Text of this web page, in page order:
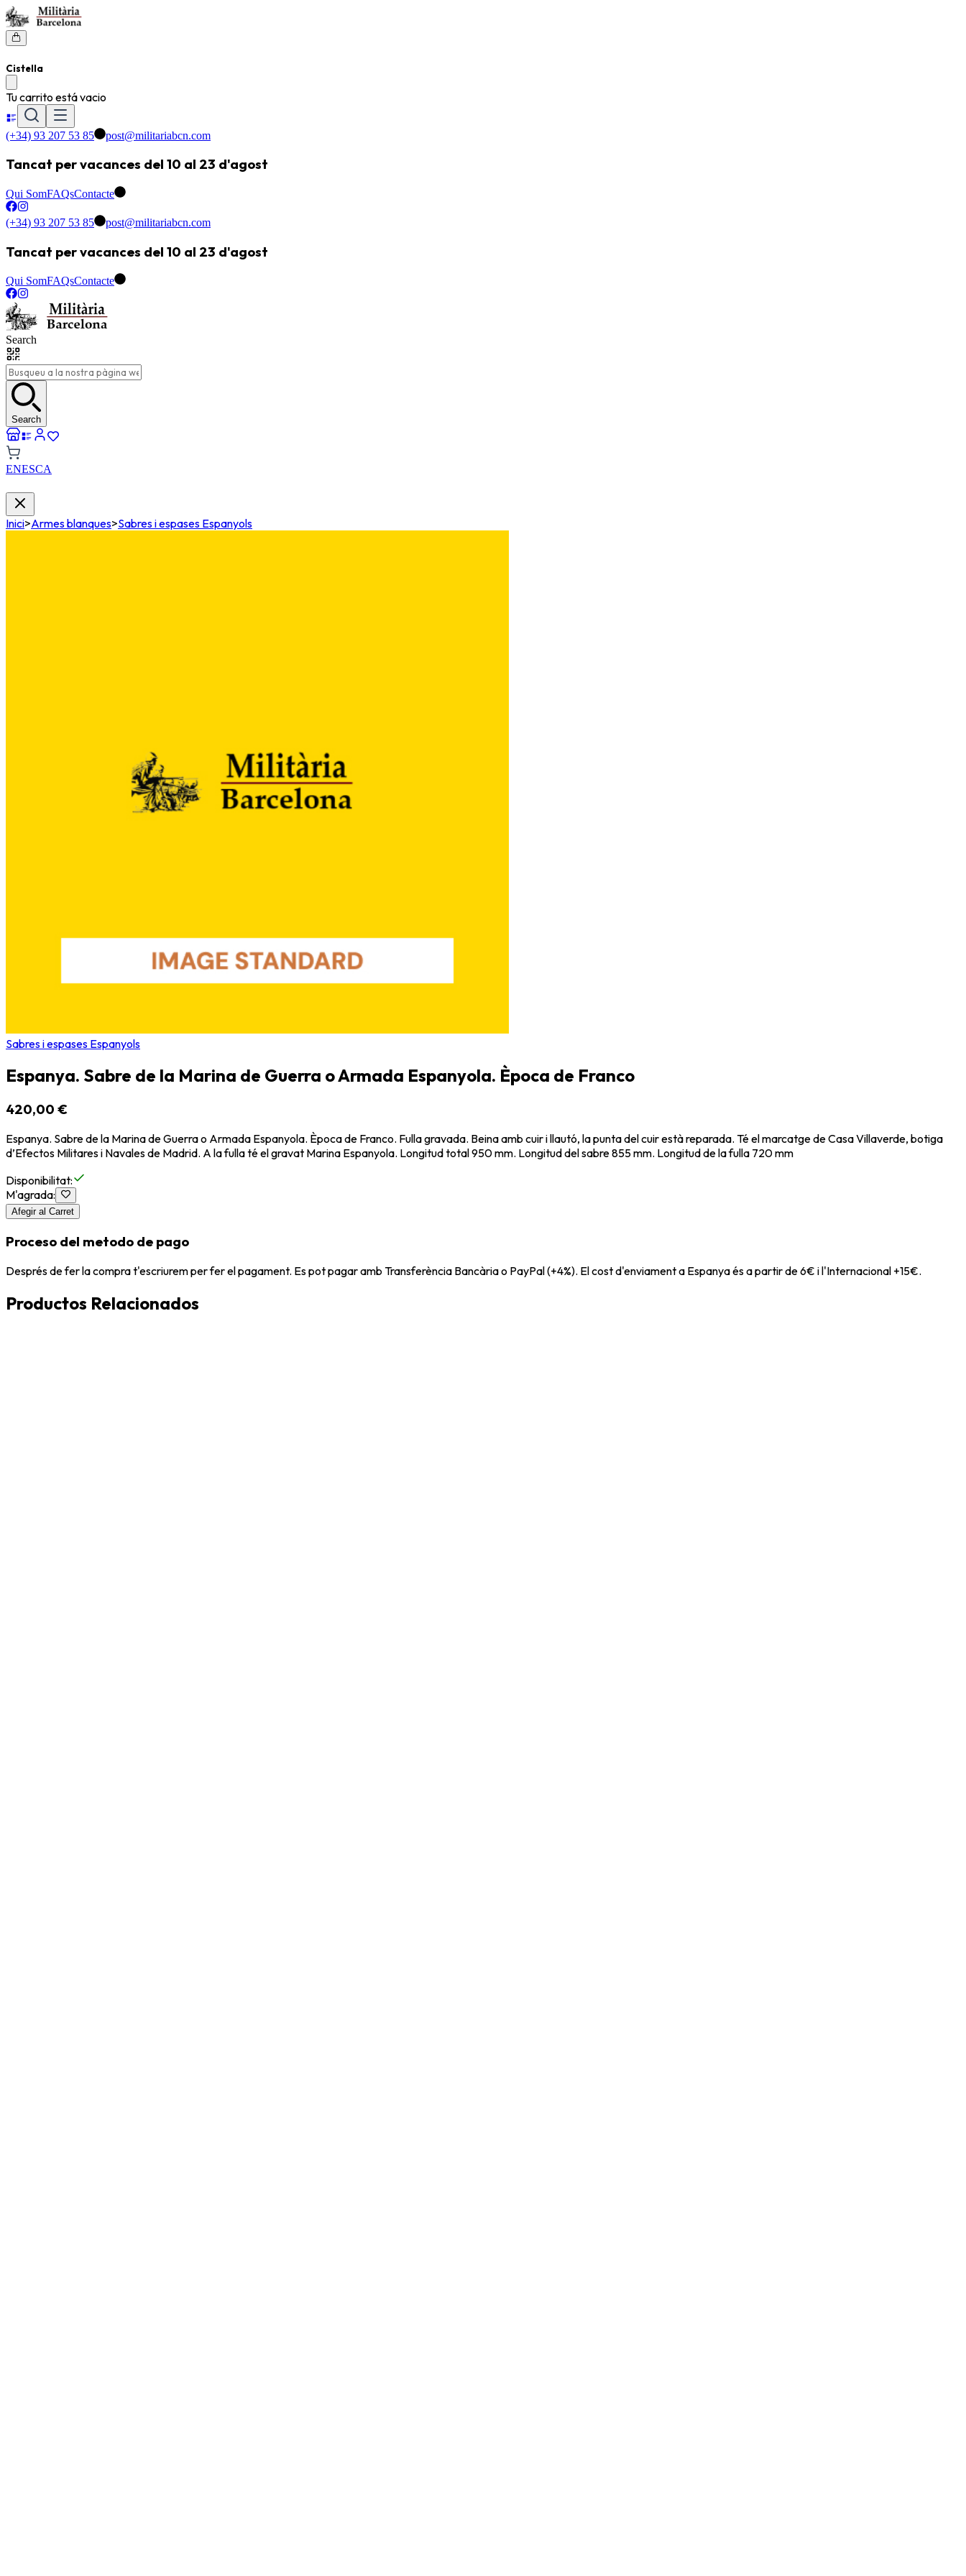
Cistella
Tu carrito está vacio
(+34) 93 207 53 85 post@militariabcn.com
Tancat per vacances del 10 al 23 d'agost
Qui SomFAQsContacte
(+34) 93 207 53 85 post@militariabcn.com
Tancat per vacances del 10 al 23 d'agost
Qui SomFAQsContacte
Search
Search
ENESCA
Inici>Armes blanques>Sabres i espases Espanyols
Sabres i espases Espanyols
Espanya. Sabre de la Marina de Guerra o Armada Espanyola. Època de Franco
420,00 €
Espanya. Sabre de la Marina de Guerra o Armada Espanyola. Època de Franco. Fulla gravada. Beina amb cuir i llautó, la punta del cuir està reparada. Té el marcatge de Casa Villaverde, botiga
d’Efectos Militares i Navales de Madrid. A la fulla té el gravat Marina Espanyola. Longitud total 950 mm. Longitud del sabre 855 mm. Longitud de la fulla 720 mm
Disponibilitat:
M'agrada:
Afegir al Carret
Proceso del metodo de pago
Després de fer la compra t'escriurem per fer el pagament. Es pot pagar amb Transferència Bancària o PayPal (+4%). El cost d'enviament a Espanya és a partir de 6€ i l'Internacional +15€.
Productos Relacionados